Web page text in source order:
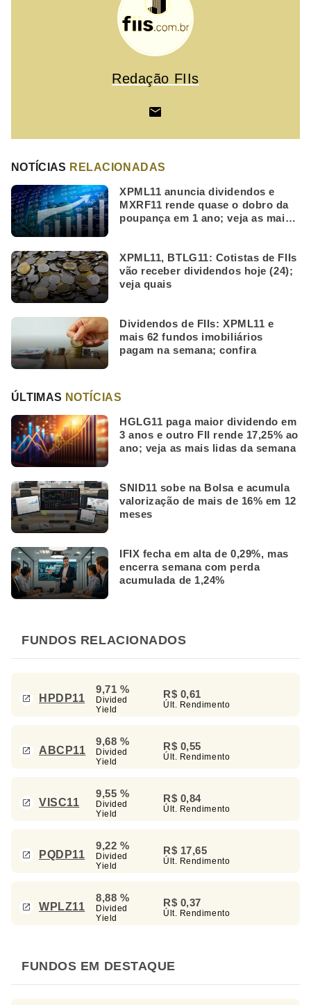
Redação FIIs
NOTÍCIAS RELACIONADAS
XPML11 anuncia dividendos e
MXRF11 rende quase o dobro da
poupança em 1 ano; veja as mais
XPML11, BTLG11: Cotistas de FIIs
vão receber dividendos hoje (24);
veja quais
Dividendos de FIIs: XPML11 e
mais 62 fundos imobiliários
pagam na semana; confira
ÚLTIMAS NOTÍCIAS
HGLG11 paga maior dividendo em
3 anos e outro FII rende 17,25% ao
ano; veja as mais lidas da semana
SNID11 sobe na Bolsa e acumula
valorização de mais de 16% em 12
meses
IFIX fecha em alta de 0,29%, mas
encerra semana com perda
acumulada de 1,24%
FUNDOS RELACIONADOS
HPDP11
9,71 %
Divided
Yield
R$ 0,61
Últ. Rendimento
ABCP11
9,68 %
Divided
Yield
R$ 0,55
Últ. Rendimento
VISC11
9,55 %
Divided
Yield
R$ 0,84
Últ. Rendimento
PQDP11
9,22 %
Divided
Yield
R$ 17,65
Últ. Rendimento
WPLZ11
8,88 %
Divided
Yield
R$ 0,37
Últ. Rendimento
FUNDOS EM DESTAQUE